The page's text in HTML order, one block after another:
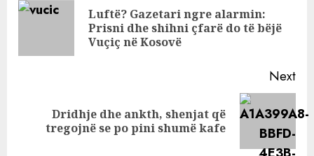
dhuruan mbesës
58 mijë € në
ReadingLuftë? Gazetari ngre alarmin:
Prisni dhe shihni çfarë do të bëjë
Vuçiç në Kosovë
Next
post:
Dridhje dhe ankth, shenjat që
tregojnë se po pini shumë kafe